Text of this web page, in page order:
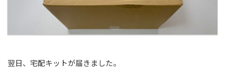
翌日、宅配キットが届きました。